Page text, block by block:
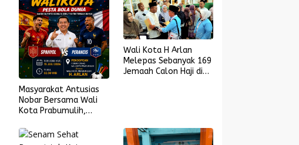
Masyarakat Antusias
Nobar Bersama Wali
Kota Prabumulih,
Final Piala Dunia 2026
Wali Kota H Arlan
Melepas Sebanyak 169
Jemaah Calon Haji di